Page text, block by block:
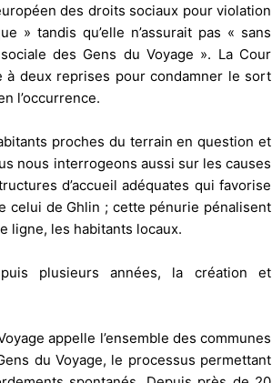
des droits sociaux pour violation
» tandis qu’elle n’assurait pas « sans
des Gens du Voyage ». La Cour
à deux reprises pour condamner le sort
l’occurrence.
proches du terrain en question et
nous interrogeons aussi sur les causes
d’accueil adéquates qui favorise
celui de Ghlin ; cette pénurie pénalisent
ligne, les habitants locaux.
plusieurs années, la création et
appelle l’ensemble des communes
du Voyage, le processus permettant